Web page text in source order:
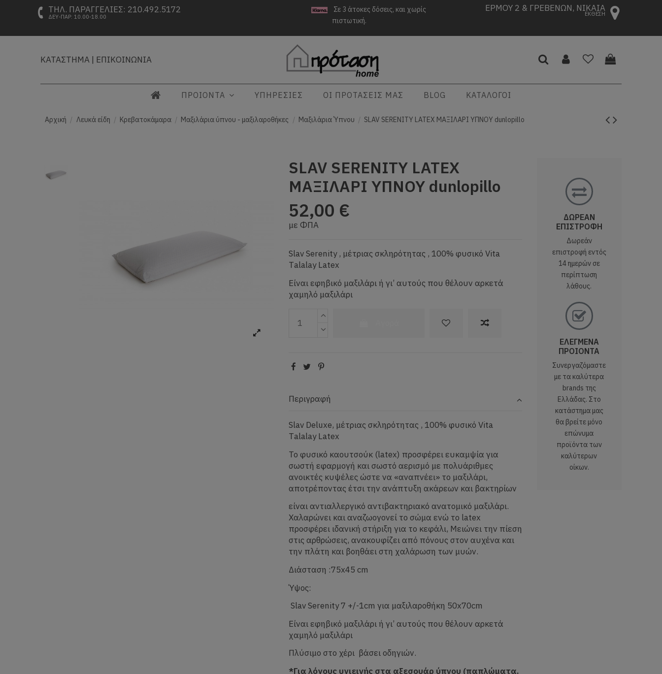
ΤΗΛ. ΠΑΡΑΓΓΕΛΙΕΣ: 210.492.5172
ΔΕΥ-ΠΑΡ: 10.00-18.00
Σε 3 άτοκες δόσεις, και χωρίς
πιστωτική.
ΕΡΜΟΥ 2 & ΓΡΕΒΕΝΩΝ, ΝΙΚΑΙΑ
ΕΚΘΕΣΗ
ΚΑΤΑΣΤΗΜΑ | ΕΠΙΚΟΙΝΩΝΙΑ
ΠΡΟΙΟΝΤΑ ΥΠΗΡΕΣΙΕΣ ΟΙ ΠΡΟΤΑΣΕΙΣ ΜΑΣ BLOG ΚΑΤΑΛΟΓΟΙ
Αρχική Λευκά είδη Κρεβατοκάμαρα Μαξιλάρια ύπνου - μαξιλαροθήκες Μαξιλάρια Ύπνου SLAV SERENITY LATEX ΜΑΞΙΛΑΡΙ ΥΠΝΟΥ dunlopillo
SLAV SERENITY LATEX
ΜΑΞΙΛΑΡΙ ΥΠΝΟΥ dunlopillo
52,00 €
με ΦΠΑ
Slav Serenity , μέτριας σκληρότητας , 100% φυσικό Vita
Τalalay Latex
Είναι εφηβικό μαξιλάρι ή γι’ αυτούς που θέλουν αρκετά
χαμηλό μαξιλάρι
Περιγραφή
Slav Deluxe, μέτριας σκληρότητας , 100% φυσικό Vita
Τalalay Latex
Το φυσικό καουτσούκ (latex) προσφέρει ευκαμψία για
σωστή εφαρμογή και σωστό αερισμό με πολυάριθμες
ανοικτές κυψέλες ώστε να «αναπνέει» το μαξιλάρι,
αποτρέποντας έτσι την ανάπτυξη ακάρεων και βακτηρίων
είναι αντιαλλεργικό αντιβακτηριακό ανατομικό μαξιλάρι.
Χαλαρώνει και αναζωογονεί το σώμα ενώ το latex
προσφέρει ιδανική στήριξη για το κεφάλι, Μειώνει την πίεση
στις αρθρώσεις, ανακουφίζει από πόνους στον αυχένα και
την πλάτη και βοηθάει στη χαλάρωση των μυών.
Διάσταση :75x45 cm
Ύψος:
Slav Serenity 7 +/-1cm για μαξιλαροθήκη 50x70cm
Είναι εφηβικό μαξιλάρι ή γι’ αυτούς που θέλουν αρκετά
χαμηλό μαξιλάρι
Πλύσιμο στο χέρι βάσει οδηγιών.
*Για λόγους υγιεινής στα αξεσουάρ ύπνου (παπλώματα,
ΔΩΡΕΑΝ
ΕΠΙΣΤΡΟΦΗ
Δωρεάν
επιστροφή εντός
14 ημερών σε
περίπτωση
λάθους.
ΕΛΕΓΜΕΝΑ
ΠΡΟΙΟΝΤΑ
Συνεργαζόμαστε
με τα καλύτερα
brands της
Ελλάδας. Στο
κατάστημα μας
θα βρείτε μόνο
επώνυμα
προϊόντα των
καλύτερων
οίκων.